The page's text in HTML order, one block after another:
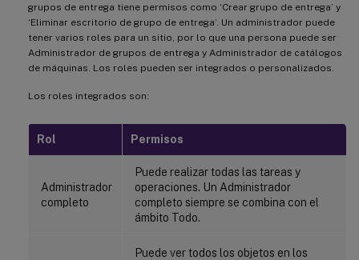
grupos de entrega tiene permisos como ‘Crear grupo de entrega’ y
‘Eliminar escritorio de grupo de entrega’. Un administrador puede
tener varios roles para un sitio, por lo que una persona puede ser
Administrador de grupos de entrega y Administrador de catálogos
de máquinas. Los roles pueden ser integrados o personalizados.
Los roles integrados son:
Rol Permisos
Administrador
completo
Puede realizar todas las tareas y
operaciones. Un Administrador
completo siempre se combina con el
ámbito Todo.
Puede ver todos los objetos en los